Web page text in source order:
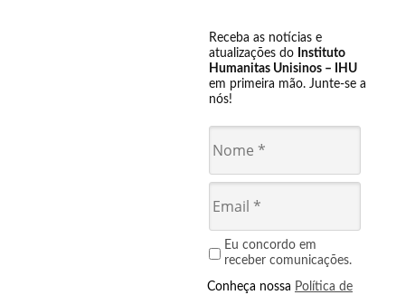
Receba as notícias e
atualizações do Instituto
Humanitas Unisinos – IHU
em primeira mão. Junte-se a
nós!
Eu concordo em
receber comunicações.
Conheça nossa Política de